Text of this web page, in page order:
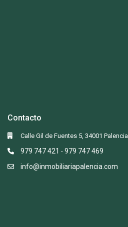
Contacto
Calle Gil de Fuentes 5, 34001 Palencia
979 747 421 -979 747 469
info@inmobiliariapalencia.com